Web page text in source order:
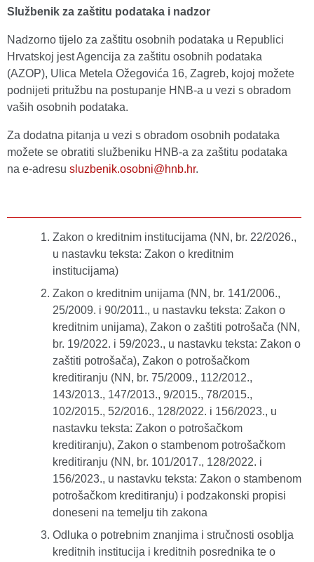
Službenik za zaštitu podataka i nadzor
Nadzorno tijelo za zaštitu osobnih podataka u Republici
Hrvatskoj jest Agencija za zaštitu osobnih podataka
(AZOP), Ulica Metela Ožegovića 16, Zagreb, kojoj možete
podnijeti pritužbu na postupanje HNB-a u vezi s obradom
vaših osobnih podataka.
Za dodatna pitanja u vezi s obradom osobnih podataka
možete se obratiti službeniku HNB-a za zaštitu podataka
na e-adresu sluzbenik.osobni@hnb.hr.
Zakon o kreditnim institucijama (NN, br. 22/2026.,
u nastavku teksta: Zakon o kreditnim
institucijama)
Zakon o kreditnim unijama (NN, br. 141/2006.,
25/2009. i 90/2011., u nastavku teksta: Zakon o
kreditnim unijama), Zakon o zaštiti potrošača (NN,
br. 19/2022. i 59/2023., u nastavku teksta: Zakon o
zaštiti potrošača), Zakon o potrošačkom
kreditiranju (NN, br. 75/2009., 112/2012.,
143/2013., 147/2013., 9/2015., 78/2015.,
102/2015., 52/2016., 128/2022. i 156/2023., u
nastavku teksta: Zakon o potrošačkom
kreditiranju), Zakon o stambenom potrošačkom
kreditiranju (NN, br. 101/2017., 128/2022. i
156/2023., u nastavku teksta: Zakon o stambenom
potrošačkom kreditiranju) i podzakonski propisi
doneseni na temelju tih zakona
Odluka o potrebnim znanjima i stručnosti osoblja
kreditnih institucija i kreditnih posrednika te o